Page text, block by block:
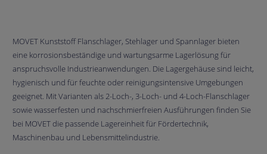
MOVET Kunststoff Flanschlager, Stehlager und Spannlager bieten
eine korrosionsbeständige und wartungsarme Lagerlösung für
anspruchsvolle Industrieanwendungen. Die Lagergehäuse sind leicht,
hygienisch und für feuchte oder reinigungsintensive Umgebungen
geeignet. Mit Varianten als 2-Loch-, 3-Loch- und 4-Loch-Flanschlager
sowie wasserfesten und nachschmierfreien Ausführungen finden Sie
bei MOVET die passende Lagereinheit für Fördertechnik,
Maschinenbau und Lebensmittelindustrie.